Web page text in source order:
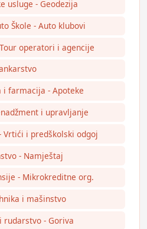
usluge - Geodezija
Škole - Auto klubovi
operatori i agencije
i farmacija - Apoteke
i upravljanje
Vrtići i predškolski odgoj
- Namještaj
- Mikrokreditne org.
i mašinstvo
rudarstvo - Goriva